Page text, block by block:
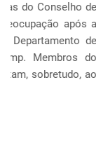
A notícia
dos Estados
de imigrantes
plano prevê a
locais diferentes,